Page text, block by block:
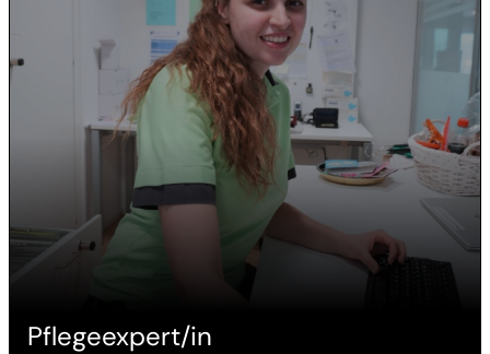
Pflegeexpert/in